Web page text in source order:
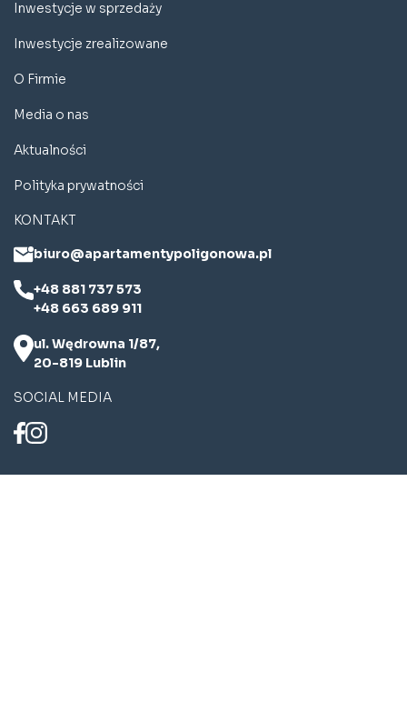
Inwestycje w sprzedaży
Inwestycje zrealizowane
O Firmie
Media o nas
Aktualności
Polityka prywatności
KONTAKT
biuro@apartamentypoligonowa.pl
+48 881 737 573
+48 663 689 911
ul. Wędrowna 1/87,
20-819 Lublin
SOCIAL MEDIA